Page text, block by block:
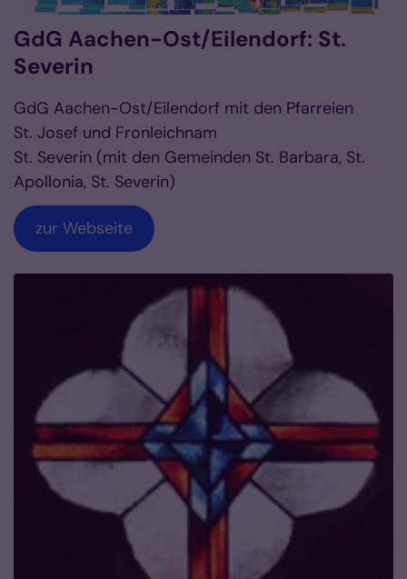
GdG Aachen-Ost/Eilendorf: St.
Severin
GdG Aachen-Ost/Eilendorf mit den Pfarreien
St. Josef und Fronleichnam
St. Severin (mit den Gemeinden St. Barbara, St.
Apollonia, St. Severin)
zur Webseite